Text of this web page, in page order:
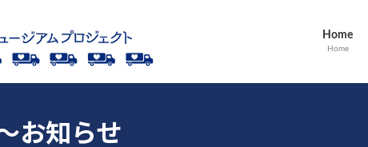
Home
Home
お知らせ